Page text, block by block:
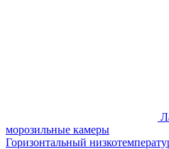
морозильные камеры
Горизонтальный